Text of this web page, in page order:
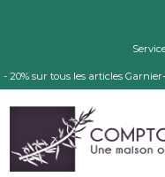
- 20% sur tous les articles